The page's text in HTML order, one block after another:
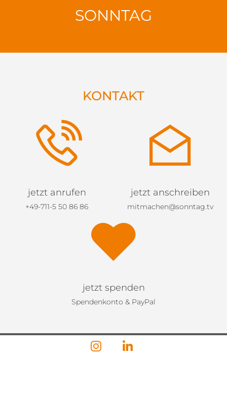
SONNTAG
KONTAKT
jetzt anrufen
+49-711-5 50 86 86
jetzt anschreiben
mitmachen@sonntag.tv
jetzt spenden
Spendenkonto & PayPal